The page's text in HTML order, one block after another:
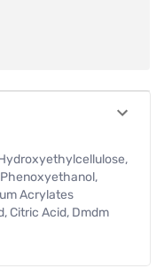
Acrylates
Citric Acid, Dmdm
Steareth-21,